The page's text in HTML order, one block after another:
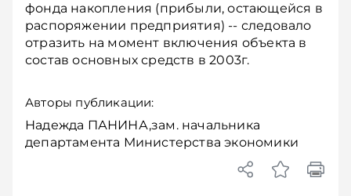
фонда накопления (прибыли, остающейся в
распоряжении предприятия) -- следовало
отразить на момент включения объекта в
состав основных средств в 2003г.
Авторы публикации:
Надежда ПАНИНА,зам. начальника
департамента Министерства экономики